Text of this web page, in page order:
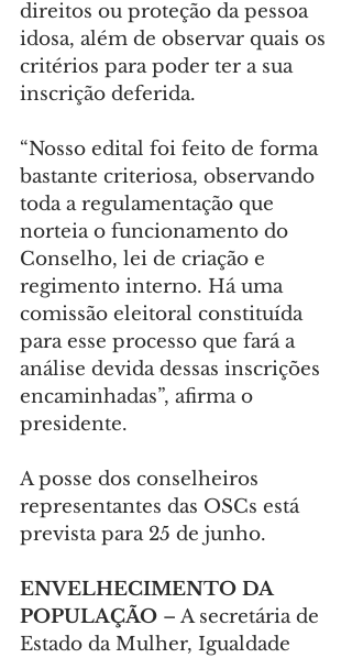
direitos ou proteção da pessoa
idosa, além de observar quais os
critérios para poder ter a sua
inscrição deferida.
“Nosso edital foi feito de forma
bastante criteriosa, observando
toda a regulamentação que
norteia o funcionamento do
Conselho, lei de criação e
regimento interno. Há uma
comissão eleitoral constituída
para esse processo que fará a
análise devida dessas inscrições
encaminhadas”, afirma o
presidente.
A posse dos conselheiros
representantes das OSCs está
prevista para 25 de junho.
ENVELHECIMENTO DA
POPULAÇÃO – A secretária de
Estado da Mulher, Igualdade